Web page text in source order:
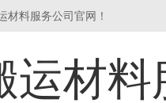
材料服务公司官网！
运材料